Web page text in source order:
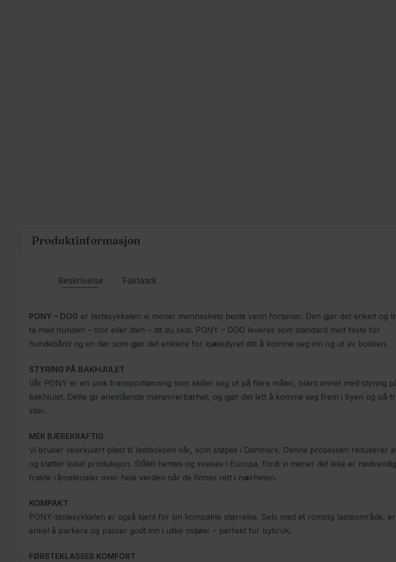
Produktinformasjon
Beskrivelse Faktaark
PONY – DOG er lastesykkelen vi mener menneskets beste venn fortjener. Den gjør det enkelt og
ta med hunden – stor eller liten – dit du skal. PONY – DOG leveres som standard med feste for
hundebånd og en dør som gjør det enklere for kjæledyret ditt å komme seg inn og ut av boksen.
STYRING PÅ BAKHJULET
Vår PONY er en unik transportløsning som skiller seg ut på flere måter, blant annet med styring
bakhjulet. Dette gir enestående manøvrerbarhet, og gjør det lett å komme seg frem i byen og på
stier.
MER BÆREKRAFTIG
Vi bruker resirkulert plast til lastboksen vår, som støpes i Danmark. Denne prosessen reduserer
og støtter lokal produksjon. Stålet hentes og sveises i Europa, fordi vi mener det ikke er
frakte råmaterialer over hele verden når de finnes rett i nærheten.
KOMPAKT
PONY-lastesykkelen er også kjent for sin kompakte størrelse. Selv med et romslig lasteområde,
enkel å parkere og passer godt inn i ulike miljøer – perfekt for bybruk.
FØRSTEKLASSES KOMFORT